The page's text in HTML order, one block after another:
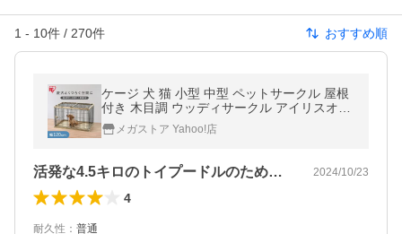
1 - 10件 / 270件 おすすめ順
ケージ 犬 猫 小型 中型 ペットサークル 屋根
付き 木目調 ウッディサークル アイリスオー
ヤマ PWSR-1280
メガストア Yahoo!店
活発な4.5キロのトイプードルのために… 2024/10/23
4
耐久性 ： 普通